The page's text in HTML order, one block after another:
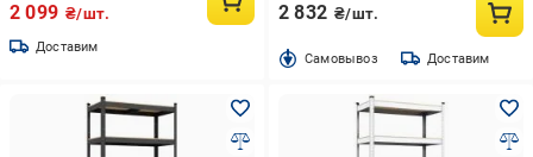
2 099 ₴/шт.
Доставим
2 832 ₴/шт.
Cамовывоз Доставим